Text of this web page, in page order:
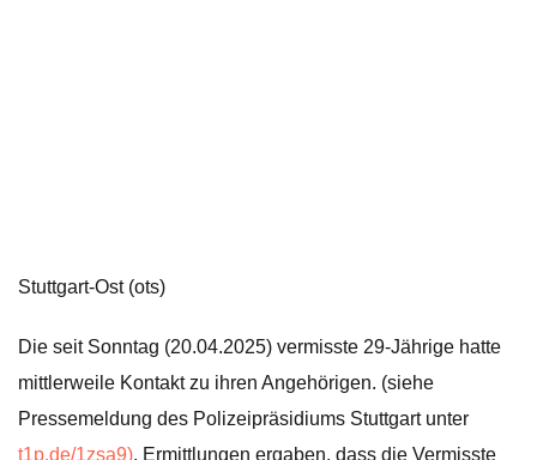
Stuttgart-Ost (ots)
Die seit Sonntag (20.04.2025) vermisste 29-Jährige hatte
mittlerweile Kontakt zu ihren Angehörigen. (siehe
Pressemeldung des Polizeipräsidiums Stuttgart unter
t1p.de/1zsa9). Ermittlungen ergaben, dass die Vermisste